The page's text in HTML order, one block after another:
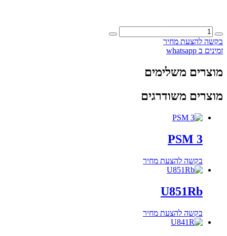
כמות
של
ES-
בקשה להצעת מחיר
זמינים ב whatsapp
מוצרים משלימים
מוצרים משודרגים
PSM 3
בקשה להצעת מחיר
U851Rb
בקשה להצעת מחיר